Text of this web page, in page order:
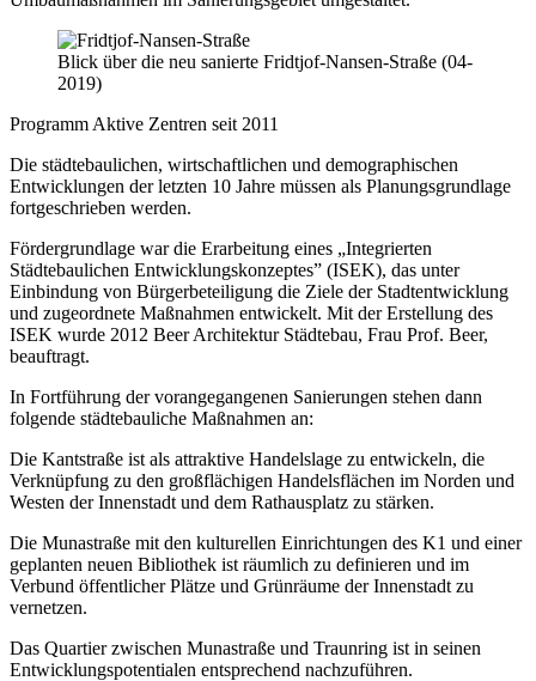
Blick über die neu sanierte Fridtjof-Nansen-Straße (04-
2019)
Programm Aktive Zentren seit 2011
Die städtebaulichen, wirtschaftlichen und demographischen
Entwicklungen der letzten 10 Jahre müssen als Planungsgrundlage
fortgeschrieben werden.
Fördergrundlage war die Erarbeitung eines „Integrierten
Städtebaulichen Entwicklungskonzeptes” (ISEK), das unter
Einbindung von Bürgerbeteiligung die Ziele der Stadtentwicklung
und zugeordnete Maßnahmen entwickelt. Mit der Erstellung des
ISEK wurde 2012 Beer Architektur Städtebau, Frau Prof. Beer,
beauftragt.
In Fortführung der vorangegangenen Sanierungen stehen dann
folgende städtebauliche Maßnahmen an:
Die Kantstraße ist als attraktive Handelslage zu entwickeln, die
Verknüpfung zu den großflächigen Handelsflächen im Norden und
Westen der Innenstadt und dem Rathausplatz zu stärken.
Die Munastraße mit den kulturellen Einrichtungen des K1 und einer
geplanten neuen Bibliothek ist räumlich zu definieren und im
Verbund öffentlicher Plätze und Grünräume der Innenstadt zu
vernetzen.
Das Quartier zwischen Munastraße und Traunring ist in seinen
Entwicklungspotentialen entsprechend nachzuführen.